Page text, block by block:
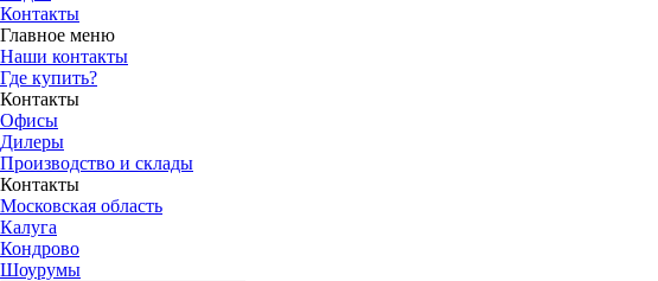
Контакты
Главное меню
Наши контакты
Где купить?
Контакты
Офисы
Дилеры
Производство и склады
Контакты
Московская область
Калуга
Кондрово
Шоурумы